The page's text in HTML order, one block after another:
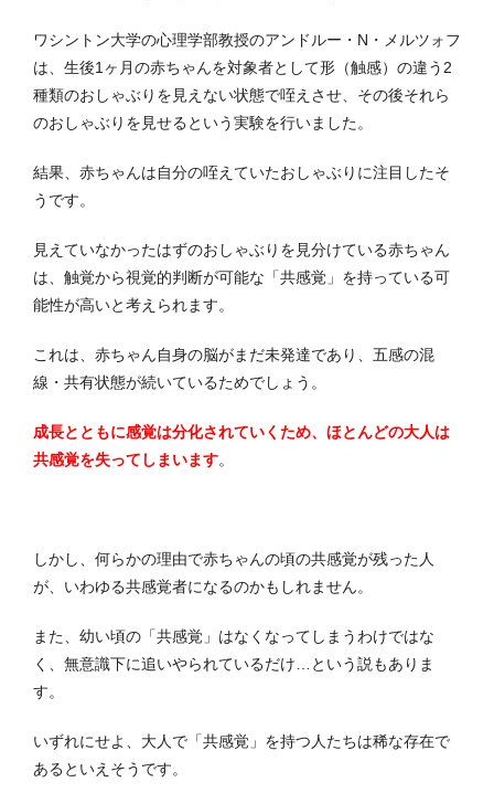
ワシントン大学の心理学部教授のアンドルー・N・メルツォフ
は、生後1ヶ月の赤ちゃんを対象者として形（触感）の違う2
種類のおしゃぶりを見えない状態で咥えさせ、その後それら
のおしゃぶりを見せるという実験を行いました。
結果、赤ちゃんは自分の咥えていたおしゃぶりに注目したそ
うです。
見えていなかったはずのおしゃぶりを見分けている赤ちゃん
は、触覚から視覚的判断が可能な「共感覚」を持っている可
能性が高いと考えられます。
これは、赤ちゃん自身の脳がまだ未発達であり、五感の混
線・共有状態が続いているためでしょう。
成長とともに感覚は分化されていくため、ほとんどの大人は
共感覚を失ってしまいます。
しかし、何らかの理由で赤ちゃんの頃の共感覚が残った人
が、いわゆる共感覚者になるのかもしれません。
また、幼い頃の「共感覚」はなくなってしまうわけではな
く、無意識下に追いやられているだけ…という説もありま
す。
いずれにせよ、大人で「共感覚」を持つ人たちは稀な存在で
あるといえそうです。